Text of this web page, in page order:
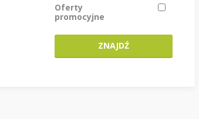
Oferty
promocyjne
ZNAJDŹ